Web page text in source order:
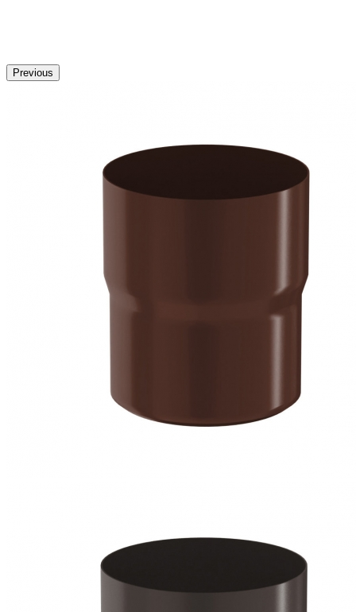
Previous